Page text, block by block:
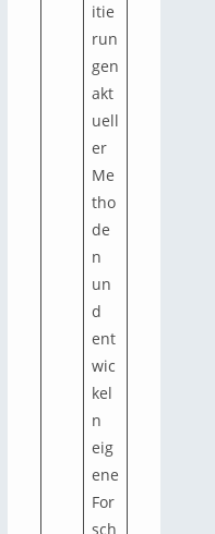
itie
run
gen
akt
uell
er
Me
tho
de
n
un
d
ent
wic
kel
n
eig
ene
For
sch